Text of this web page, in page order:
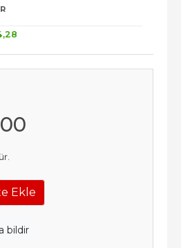
,28
Ekle
bildir